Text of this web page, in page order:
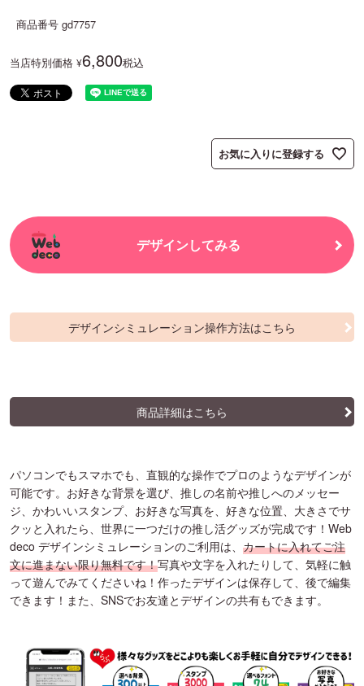
商品番号 gd7757
当店特別価格 ¥6,800税込
お気に入りに登録する
デザインしてみる
デザインシミュレーション操作方法はこちら
商品詳細はこちら
パソコンでもスマホでも、直観的な操作でプロのようなデザインが
可能です。お好きな背景を選び、推しの名前や推しへのメッセー
ジ、かわいいスタンプ、お好きな写真を、好きな位置、大きさでサ
クッと入れたら、世界に一つだけの推し活グッズが完成です！Web
deco デザインシミュレーションのご利用は、 カートに入れてご注
文に進まない限り無料です！写真や文字を入れたりして、気軽に触
って遊んでみてくださいね！作ったデザインは保存して、後で編集
できます！また、SNSでお友達とデザインの共有もできます。